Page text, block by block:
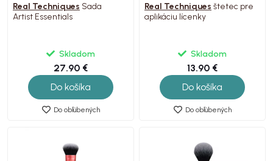
Real Techniques Sada
Artist Essentials
Skladom
27.90 €
Do košíka
Do obľúbených
Real Techniques štetec pre
aplikáciu lícenky
Skladom
13.90 €
Do košíka
Do obľúbených